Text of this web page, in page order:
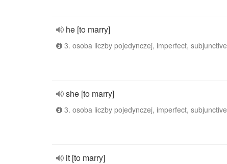
he [to marry]
3. osoba liczby pojedynczej, imperfect, subjunctive
she [to marry]
3. osoba liczby pojedynczej, imperfect, subjunctive
it [to marry]